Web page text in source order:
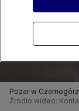
Pożar w
Źródło wideo: